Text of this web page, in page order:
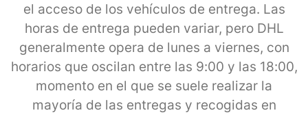
el acceso de los vehículos de entrega. Las
horas de entrega pueden variar, pero DHL
generalmente opera de lunes a viernes, con
horarios que oscilan entre las 9:00 y las 18:00,
momento en el que se suele realizar la
mayoría de las entregas y recogidas en